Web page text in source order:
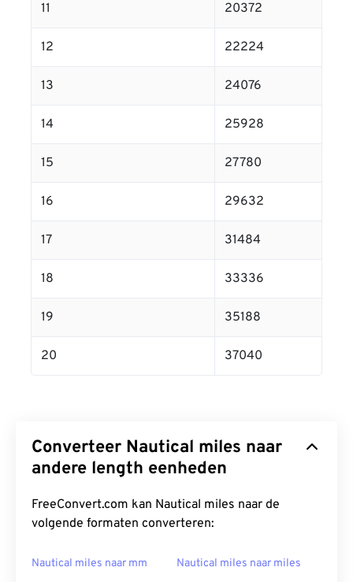
11 20372
12 22224
13 24076
14 25928
15 27780
16 29632
17 31484
18 33336
19 35188
20 37040
Converteer Nautical miles naar
andere length eenheden
FreeConvert.com kan Nautical miles naar de
volgende formaten converteren:
Nautical miles naar mm Nautical miles naar miles